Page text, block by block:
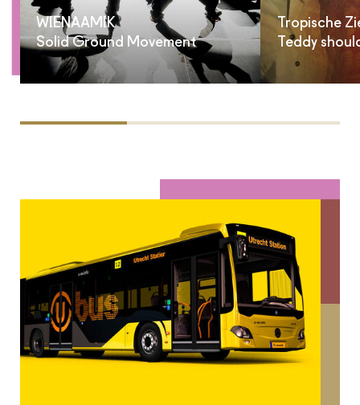
WIENAAMIK
Solid Ground Movement
Tropische
Teddy